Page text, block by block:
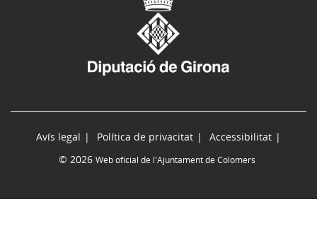
Avís legal Política de privacitat
Accessibilitat
© 2026 Web oficial de l'Ajuntament de Colomers